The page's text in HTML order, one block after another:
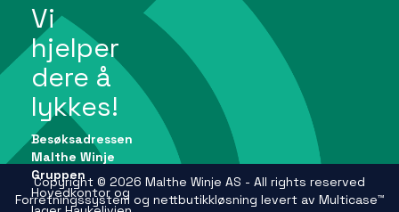
Vi
hjelper
dere å
lykkes!
Besøksadressen
Malthe Winje
Gruppen
Hovedkontor og
Copyright © 2026 Malthe Winje AS - All rights reserved
Forretningssystem og nettbutikkløsning levert av Multicase™